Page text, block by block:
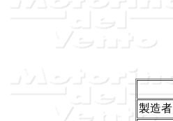
製造者